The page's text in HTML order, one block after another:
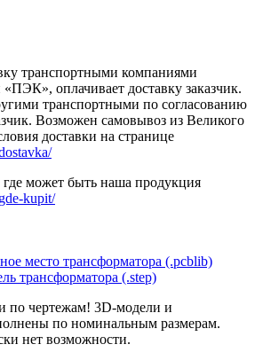
транспортными компаниями
оплачивает доставку заказчик.
транспортными по согласованию
Возможен самовывоз из Великого
доставки на странице
может быть наша продукция
kupit/
место трансформатора (.pcblib)
трансформатора (.step)
по чертежам! 3D-модели и
по номинальным размерам.
нет возможности.